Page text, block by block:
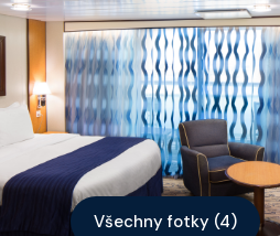
Všechny fotky (4)